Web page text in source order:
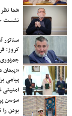
شما
نشست
سناتور
کروز:
پیامی
سوسن
بودن